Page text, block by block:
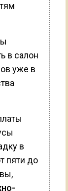
в салон
уже в
в
пяти до